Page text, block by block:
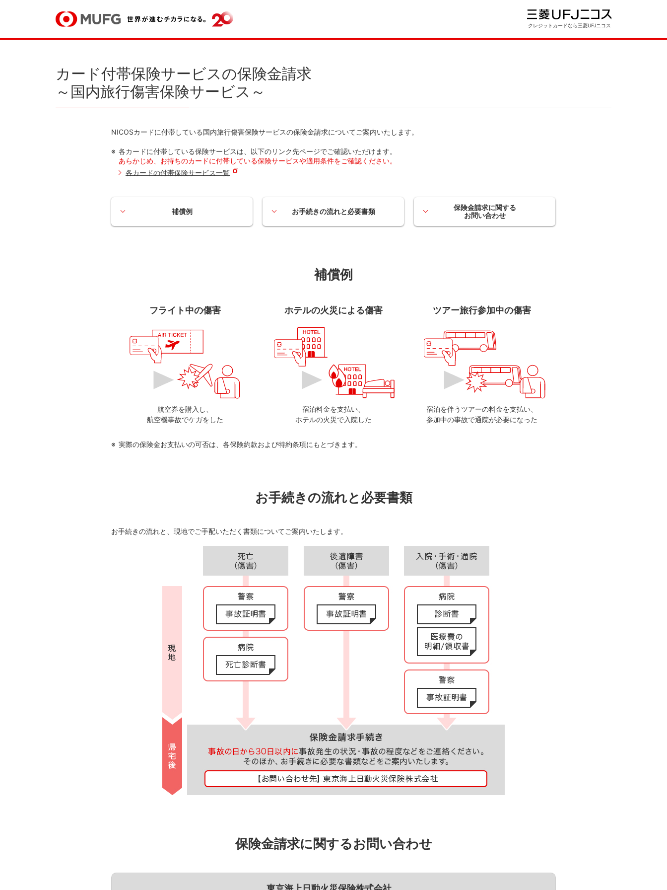
クレジットカードなら三菱UFJニコス
カード付帯保険サービスの保険金請求
～国内旅行傷害保険サービス～
NICOSカードに付帯している国内旅行傷害保険サービスの保険金請求についてご案内いたします。
各カードに付帯している保険サービスは、以下のリンク先ページでご確認いただけます。
あらかじめ、お持ちのカードに付帯している保険サービスや適用条件をご確認ください。
各カードの付帯保険サービス一覧
補償例 お手続きの流れと必要書類
保険金請求に関する
お問い合わせ
補償例
フライト中の傷害
航空券を購入し、
航空機事故でケガをした
ホテルの火災による傷害
宿泊料金を支払い、
ホテルの火災で入院した
ツアー旅行参加中の傷害
宿泊を伴うツアーの料金を支払い、
参加中の事故で通院が必要になった
実際の保険金お支払いの可否は、各保険約款および特約条項にもとづきます。
お手続きの流れと必要書類
お手続きの流れと、現地でご手配いただく書類についてご案内いたします。
保険金請求に関するお問い合わせ